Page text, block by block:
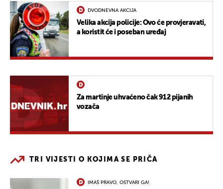
DVODNEVNA AKCIJA
Velika akcija policije: Ovo će provjeravati,
a koristit će i poseban uređaj
Za martinje uhvaćeno čak 912 pijanih
vozača
TRI VIJESTI O KOJIMA SE PRIČA
IMAŠ PRAVO, OSTVARI GA!